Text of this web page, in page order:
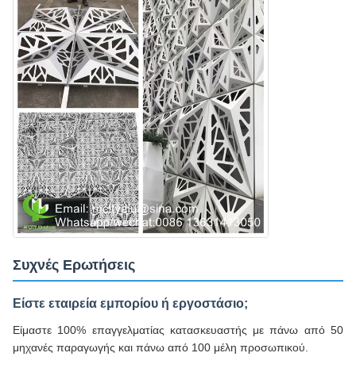
Συχνές Ερωτήσεις
Είστε εταιρεία εμπορίου ή εργοστάσιο;
Είμαστε 100% επαγγελματίας κατασκευαστής με πάνω από 50
μηχανές παραγωγής και πάνω από 100 μέλη προσωπικού.